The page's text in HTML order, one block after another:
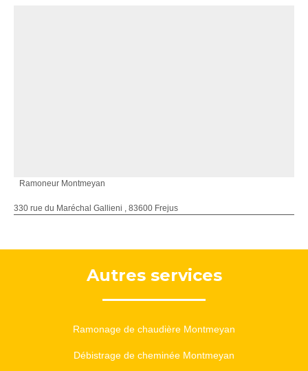
Ramoneur Montmeyan
330 rue du Maréchal Gallieni , 83600 Frejus
Autres services
Ramonage de chaudière Montmeyan
Débistrage de cheminée Montmeyan